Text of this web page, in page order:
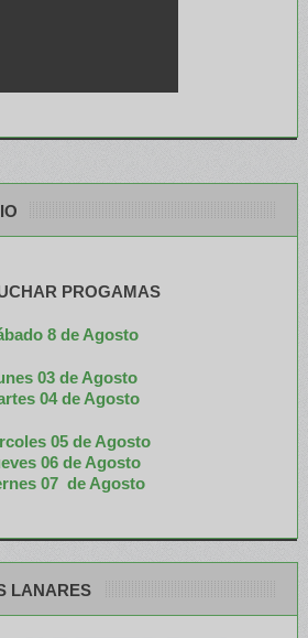
PROGAMAS
8 de Agosto
03 de Agosto
04 de Agosto
05 de Agosto
06 de Agosto
07 de Agosto
LANARES